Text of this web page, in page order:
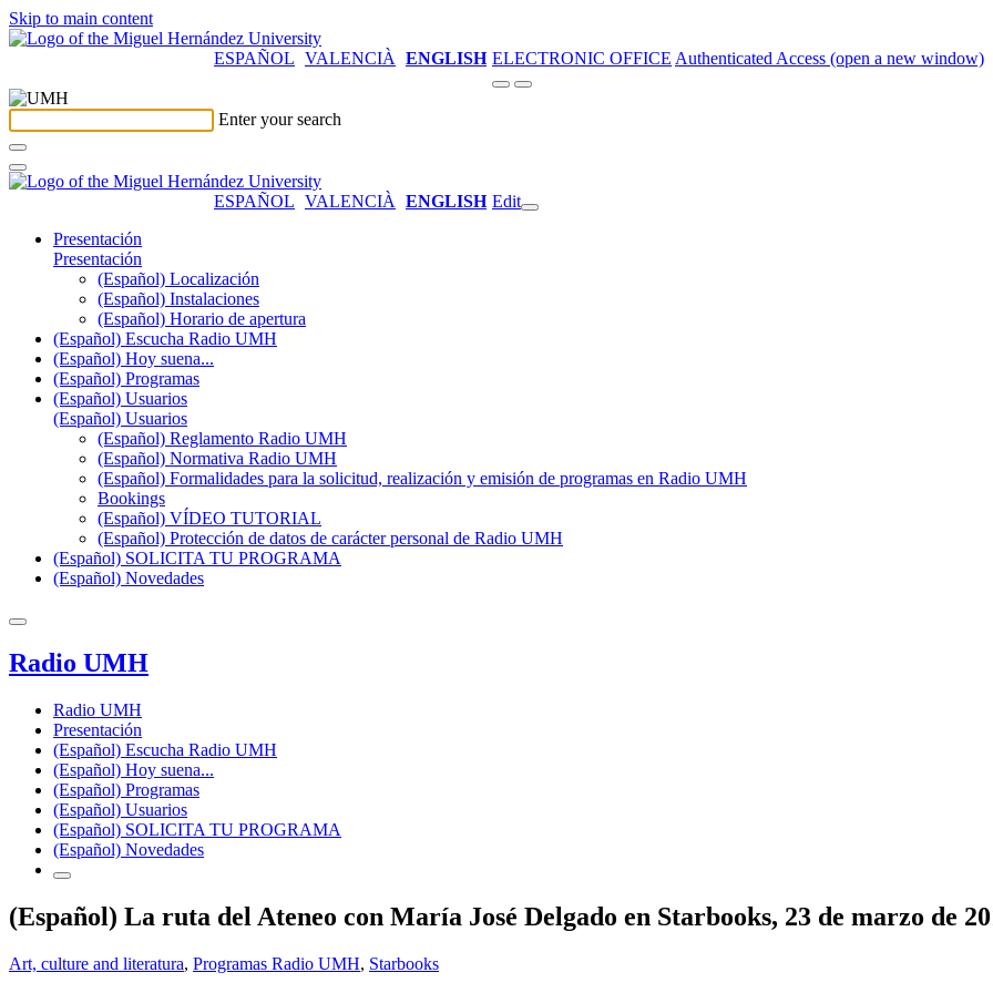
Skip to main content
ESPAÑOL VALENCIÀ ENGLISH ELECTRONIC OFFICE Authenticated Access (open a new window)
Enter your search
ESPAÑOL VALENCIÀ ENGLISH Edit
Presentación
Presentación
(Español) Localización
(Español) Instalaciones
(Español) Horario de apertura
(Español) Escucha Radio UMH
(Español) Hoy suena...
(Español) Programas
(Español) Usuarios
(Español) Usuarios
(Español) Reglamento Radio UMH
(Español) Normativa Radio UMH
(Español) Formalidades para la solicitud, realización y emisión de programas en Radio UMH
Bookings
(Español) VÍDEO TUTORIAL
(Español) Protección de datos de carácter personal de Radio UMH
(Español) SOLICITA TU PROGRAMA
(Español) Novedades
Radio UMH
Radio UMH
Presentación
(Español) Escucha Radio UMH
(Español) Hoy suena...
(Español) Programas
(Español) Usuarios
(Español) SOLICITA TU PROGRAMA
(Español) Novedades
(Español) La ruta del Ateneo con María José Delgado en Starbooks, 23 de marzo de
Art, culture and literatura, Programas Radio UMH, Starbooks